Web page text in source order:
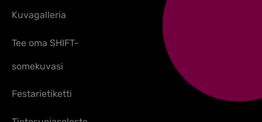
Kuvagalleria
Tee oma SHIFT-
somekuvasi
Festarietiketti